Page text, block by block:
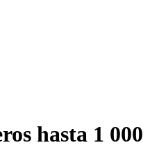
hasta 1 000